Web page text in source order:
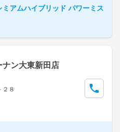
アムハイブリッド パワーミス
ン大東新田店
２８